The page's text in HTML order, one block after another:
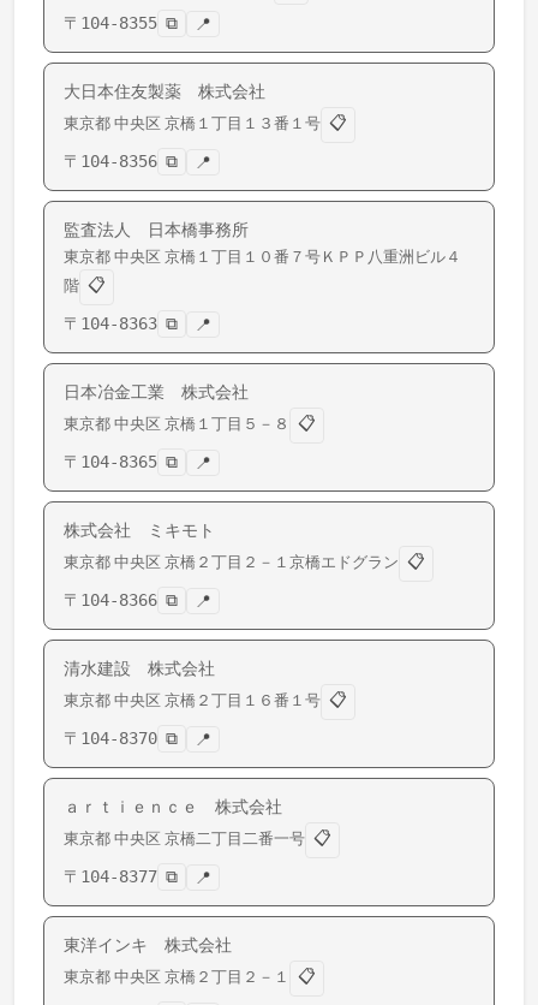
〒 104-8355 ⧉ 📍
大日本住友製薬 株式会社
東京都 中央区 京橋 １丁目１３番１号 📋
〒 104-8356 ⧉ 📍
監査法人 日本橋事務所
東京都 中央区 京橋 １丁目１０番７号ＫＰＰ八重洲ビル４
階 📋
〒 104-8363 ⧉ 📍
日本冶金工業 株式会社
東京都 中央区 京橋 １丁目５－８
📋
〒 104-8365 ⧉ 📍
株式会社 ミキモト
東京都 中央区 京橋 ２丁目２－１京橋エドグラン 📋
〒 104-8366 ⧉ 📍
清水建設 株式会社
東京都 中央区 京橋 ２丁目１６番１号 📋
〒 104-8370 ⧉ 📍
ａｒｔｉｅｎｃｅ 株式会社
東京都 中央区 京橋二丁目二番一号 📋
〒 104-8377 ⧉ 📍
東洋インキ 株式会社
東京都 中央区 京橋 ２丁目２－１ 📋